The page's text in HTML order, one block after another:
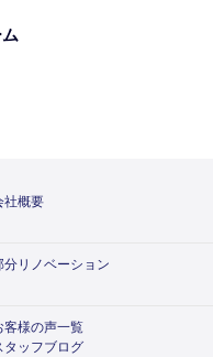
社概要
分リノベーション
客様の声一覧
タッフブログ